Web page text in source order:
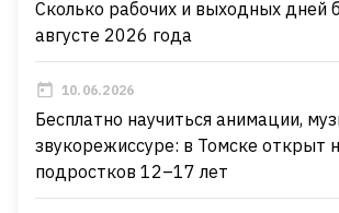
Сколько рабочих и выходных дней
августе 2026 года
10.06.2026
Бесплатно научиться анимации,
звукорежиссуре: в Томске открыт
подростков 12–17 лет